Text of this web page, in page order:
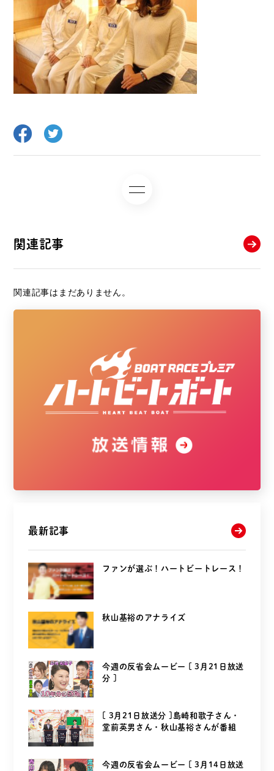
関連記事
関連記事はまだありません。
最新記事
ファンが選ぶ！ハートビートレース！
秋山基裕のアナライズ
今週の反省会ムービー [ 3月21日放送
分 ]
[ 3月21日放送分 ]島崎和歌子さん・
堂前英男さん・秋山基裕さんが番組
今週の反省会ムービー [ 3月14日放送